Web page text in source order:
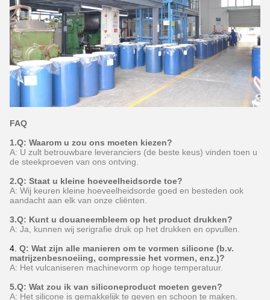
FAQ
1.Q: Waarom u zou ons moeten kiezen?
A: U zult betrouwbare leveranciers (de beste keus) vinden toen u
de steekproeven van ons ontving.
2.Q: Staat u kleine hoeveelheidsorde toe?
A: Wij keuren kleine hoeveelheidsorde goed en besteden ook
aandacht aan elk van onze cliënten.
3.Q: Kunt u douaneembleem op het product drukken?
A: Ja, kunnen wij serigrafie druk op het drukken en opvullen.
4. Q: Wat zijn alle manieren om te vormen silicone (b.v.
matrijzenbesnoeiing, compressie het vormen, enz.)?
A: Het vulcaniseren machinevorm op hoge temperatuur.
5.Q: Wat zou ik van siliconeproduct moeten geven?
A: Het silicone is gemakkelijk te geven en schoon te maken.